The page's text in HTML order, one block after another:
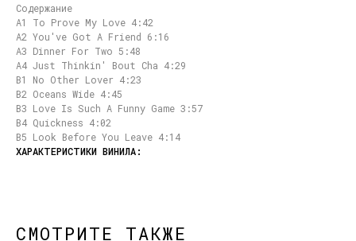
Содержание
A1 To Prove My Love 4:42
A2 You've Got A Friend 6:16
A3 Dinner For Two 5:48
A4 Just Thinkin' Bout Cha 4:29
B1 No Other Lover 4:23
B2 Oceans Wide 4:45
B3 Love Is Such A Funny Game 3:57
B4 Quickness 4:02
B5 Look Before You Leave 4:14
СМОТРИТЕ ТАКЖЕ